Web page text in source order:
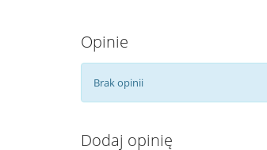
Opinie
Brak opinii
Dodaj opinię